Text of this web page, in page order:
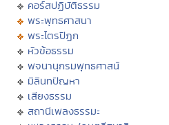
คอร์สปฏิบัติธรรม
พระพุทธศาสนา
พระไตรปิฏก
หัวข้อธรรม
พจนานุกรมพุทธศาสน์
มิลินทปัญหา
เสียงธรรม
สถานีเพลงธรรมะ